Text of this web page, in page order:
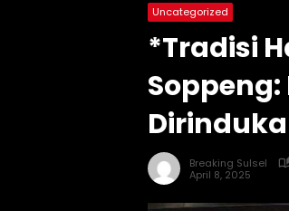
Uncategorized
*Tradisi
Breaking Sulsel
April 8, 2025